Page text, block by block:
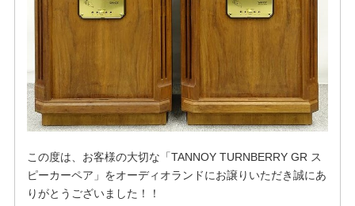
この度は、お客様の大切な「TANNOY TURNBERRY GR ス
ピーカーペア」をオーディオランドにお譲りいただき誠にあ
りがとうございました！！